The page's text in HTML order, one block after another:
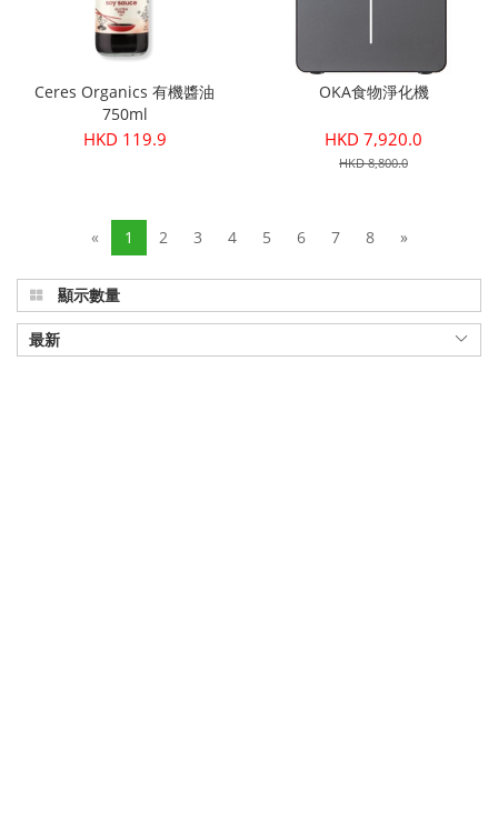
Ceres Organics 有機醬油
750ml
HKD 119.9
OKA食物淨化機
HKD 7,920.0
HKD 8,800.0
« 1 2 3 4 5 6 7 8 »
顯示數量
最新